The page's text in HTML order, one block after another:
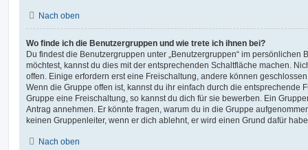
Nach oben
Wo finde ich die Benutzergruppen und wie trete ich ihnen bei?
Du findest die Benutzergruppen unter „Benutzergruppen“ im persönlichen
möchtest, kannst du dies mit der entsprechenden Schaltfläche machen.
offen. Einige erfordern erst eine Freischaltung, andere können
Wenn die Gruppe offen ist, kannst du ihr einfach durch die entsprechende
Gruppe eine Freischaltung, so kannst du dich für sie bewerben. Ein
Antrag annehmen. Er könnte fragen, warum du in die Gruppe
keinen Gruppenleiter, wenn er dich ablehnt, er wird einen Grund dafür
Nach oben